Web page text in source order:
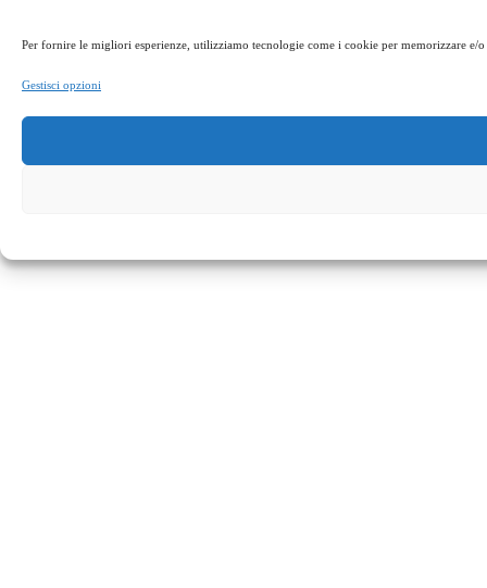
Per fornire le migliori esperienze, utilizziamo tecnologie come i cookie per memorizzare
Gestisci opzioni